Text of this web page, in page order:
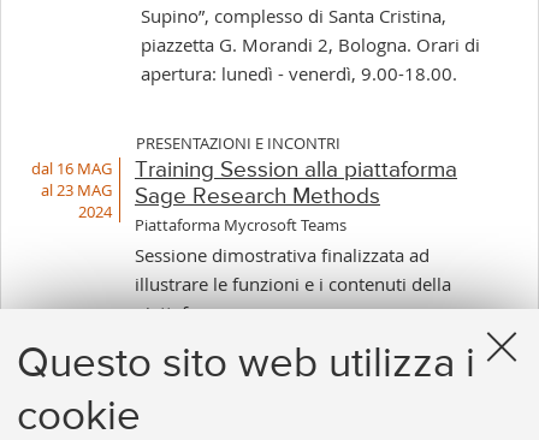
Questo sito web utilizza i
cookie
Supino”, complesso di Santa Cristina,
piazzetta G. Morandi 2, Bologna. Orari di
apertura: lunedì - venerdì, 9.00-18.00.
PRESENTAZIONI E INCONTRI
dal 16 MAG
al 23 MAG
2024
Training Session alla piattaforma
Sage Research Methods
Piattaforma Mycrosoft Teams
Sessione dimostrativa finalizzata ad
illustrare le funzioni e i contenuti della
piattaforma
1 2